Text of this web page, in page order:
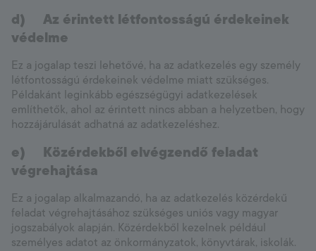
d) Az érintett létfontosságú érdekeinek
védelme
Ez a jogalap teszi lehetővé, ha az adatkezelés egy személy
létfontosságú érdekeinek védelme miatt szükséges.
Példakánt leginkább egészségügyi adatkezelések
említhetők, ahol az érintett nincs abban a helyzetben, hogy
hozzájárulását adhatná az adatkezeléshez.
e) Közérdekből elvégzendő feladat
végrehajtása
Ez a jogalap alkalmazandó, ha az adatkezelés közérdekű
feladat végrehajtásához szükséges uniós vagy magyar
jogszabályok alapján. Közérdekből kezelnek például
személyes adatot az önkormányzatok, könyvtárak, iskolák.